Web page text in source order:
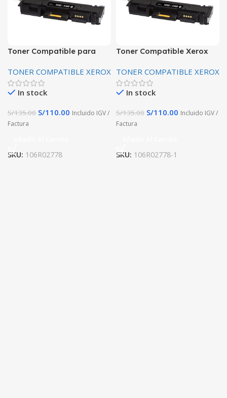
Toner Compatible para
TONER COMPATIBLE XEROX
In stock
S/135.00 S/110.00 Incluido IGV /
Factura
SKU: 106R02778
Toner Compatible Xerox
calidad
TONER COMPATIBLE XEROX
In stock
S/135.00 S/110.00 Incluido IGV /
Factura
SKU: 106R02778-1